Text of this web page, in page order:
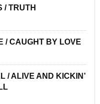
/ TRUTH
/ CAUGHT BY LOVE
/ ALIVE AND KICKIN’